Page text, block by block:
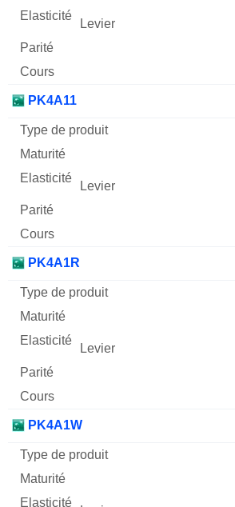
PK4A11
PK4A1R
PK4A1W